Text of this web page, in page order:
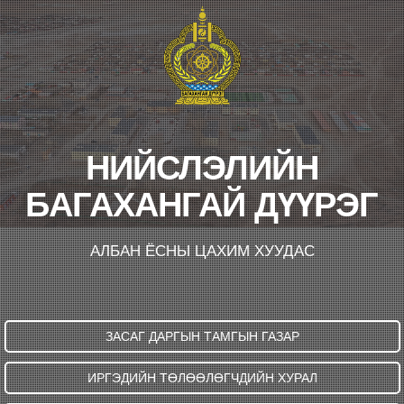
НИЙСЛЭЛИЙН
БАГАХАНГАЙ ДҮҮРЭГ
АЛБАН ЁСНЫ ЦАХИМ ХУУДАС
ЗАСАГ ДАРГЫН ТАМГЫН ГАЗАР
ИРГЭДИЙН ТӨЛӨӨЛӨГЧДИЙН ХУРАЛ